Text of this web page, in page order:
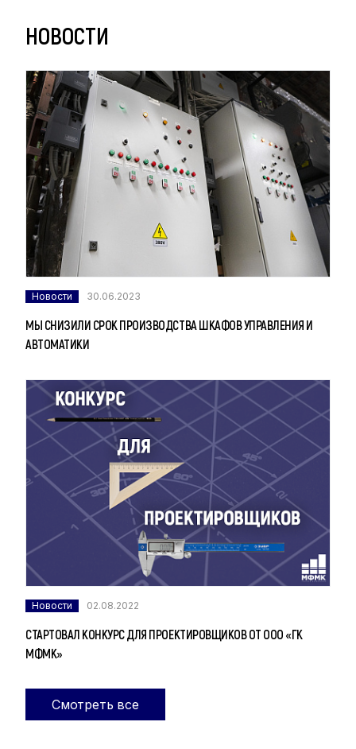
НОВОСТИ
Новости 30.06.2023
МЫ СНИЗИЛИ СРОК ПРОИЗВОДСТВА ШКАФОВ УПРАВЛЕНИЯ И
АВТОМАТИКИ
Новости 02.08.2022
СТАРТОВАЛ КОНКУРС ДЛЯ ПРОЕКТИРОВЩИКОВ ОТ ООО «ГК
МФМК»
Смотреть все